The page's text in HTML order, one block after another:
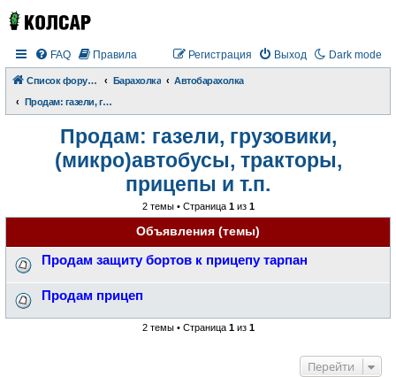
Dark mode
FAQ Правила Выход
Регистрация
Список форумов Барахолка
Автобарахолка
Продам: газели, грузовики, (микро)автобусы, тракторы, прицепы и т.п.
Продам: газели, грузовики,
(микро)автобусы, тракторы,
прицепы и т.п.
2 темы • Страница 1из 1
Объявления (темы)
Продам защиту бортов к прицепу тарпан
Продам прицеп
2 темы • Страница 1из 1
Перейти